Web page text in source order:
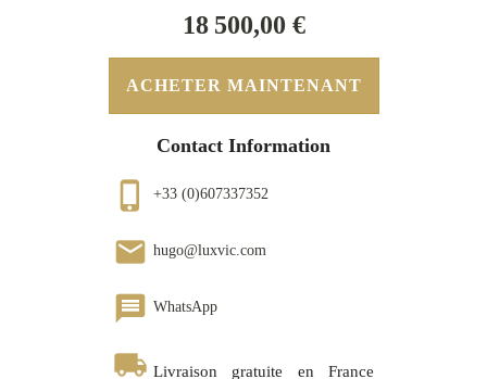
18 500,00 €
ACHETER MAINTENANT
Contact Information
phone_iphone +33 (0)607337352
email hugo@luxvic.com
message WhatsApp
local_shipping Livraison gratuite en France